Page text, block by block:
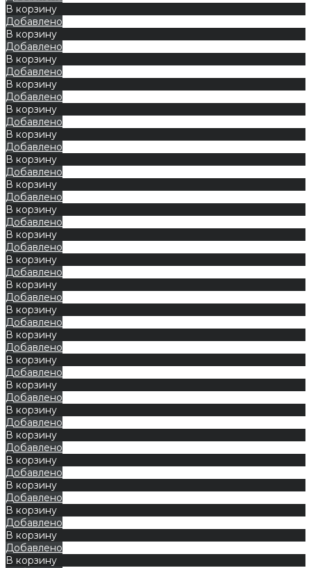
В корзину
Добавлено
В корзину
Добавлено
В корзину
Добавлено
В корзину
Добавлено
В корзину
Добавлено
В корзину
Добавлено
В корзину
Добавлено
В корзину
Добавлено
В корзину
Добавлено
В корзину
Добавлено
В корзину
Добавлено
В корзину
Добавлено
В корзину
Добавлено
В корзину
Добавлено
В корзину
Добавлено
В корзину
Добавлено
В корзину
Добавлено
В корзину
Добавлено
В корзину
Добавлено
В корзину
Добавлено
В корзину
Добавлено
В корзину
Добавлено
В корзину